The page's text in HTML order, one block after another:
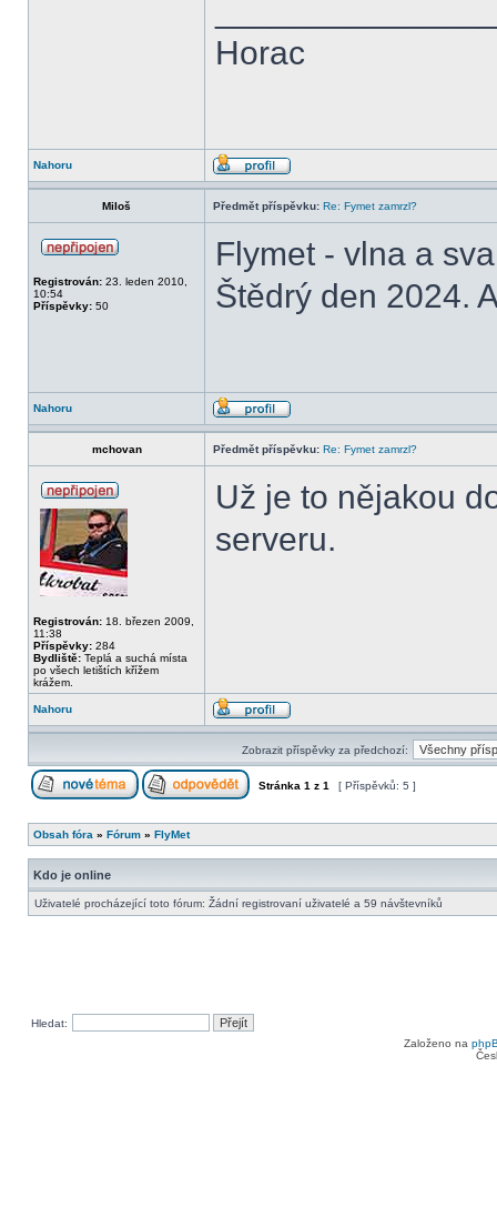
Horac
Nahoru
Miloš Předmět příspěvku: Re: Fymet zamrzl?
Registrován: 23. leden 2010,
10:54
Příspěvky: 50
Flymet - vlna a
Štědrý den 2024.
Nahoru
mchovan Předmět příspěvku: Re: Fymet zamrzl?
Registrován: 18. březen 2009,
11:38
Příspěvky: 284
Bydliště: Teplá a suchá místa
po všech letištích křížem
krážem.
Už je to nějakou
serveru.
Nahoru
Zobrazit příspěvky za předchozí:
Stránka 1 z 1 [ Příspěvků: 5 ]
Obsah fóra » Fórum » FlyMet
Kdo je online
Uživatelé procházející toto fórum: Žádní registrovaní uživatelé a 59 návštevníků
Hledat:
Založeno na